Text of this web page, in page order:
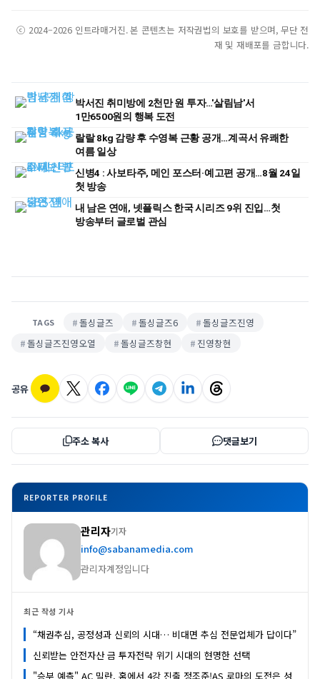
ⓒ 2024–2026 인트라매거진. 본 콘텐츠는 저작권법의 보호를 받으며, 무단 전
재 및 재배포를 금합니다.
박서진 취미방에 2천만 원 투자…'살림남'서
1만6500원의 행복 도전
랄랄 8kg 감량 후 수영복 근황 공개…계곡서 유쾌한
여름 일상
신병4 : 사보타주, 메인 포스터·예고편 공개…8월 24일
첫 방송
내 남은 연애, 넷플릭스 한국 시리즈 9위 진입…첫
방송부터 글로벌 관심
TAGS 돌싱글즈 돌싱글즈6
돌싱글즈진영
돌싱글즈진영오열
돌싱글즈창현 진영창현
공유
주소 복사 댓글보기
REPORTER PROFILE
관리자기자
info@sabanamedia.com
관리자계정입니다
최근 작성 기사
“채권추심, 공정성과 신뢰의 시대… 비대면 추심 전문업체가 답이다”
신뢰받는 안전자산 금 투자전략 위기 시대의 현명한 선택
"승부 예측" AC 밀란, 홈에서 4강 진출 정조준!AS 로마의 도전은 성